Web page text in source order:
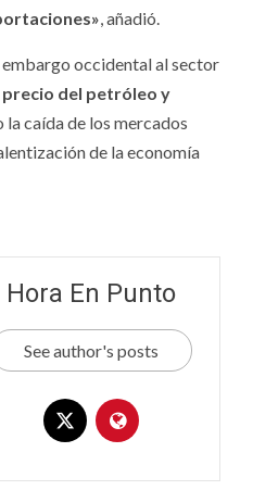
, añadió.
embargo occidental al sector
del petróleo y
caída de los mercados
de la economía
Hora En Punto
See author's posts